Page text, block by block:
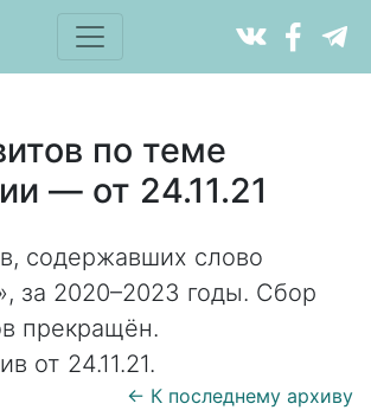
по теме
— от 24.11.21
содержавших слово
за 2020–2023 годы. Сбор
прекращён.
от 24.11.21.
← К последнему архиву